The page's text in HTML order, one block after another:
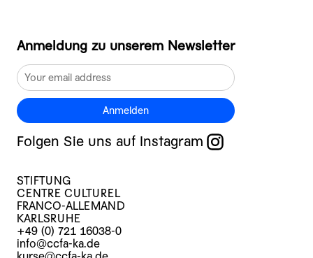
Anmeldung zu unserem Newsletter
Anmelden
Folgen Sie uns auf Instagram
STIFTUNG
CENTRE CULTUREL
FRANCO-ALLEMAND
KARLSRUHE
+49 (0) 721 16038-0
info@ccfa-ka.de